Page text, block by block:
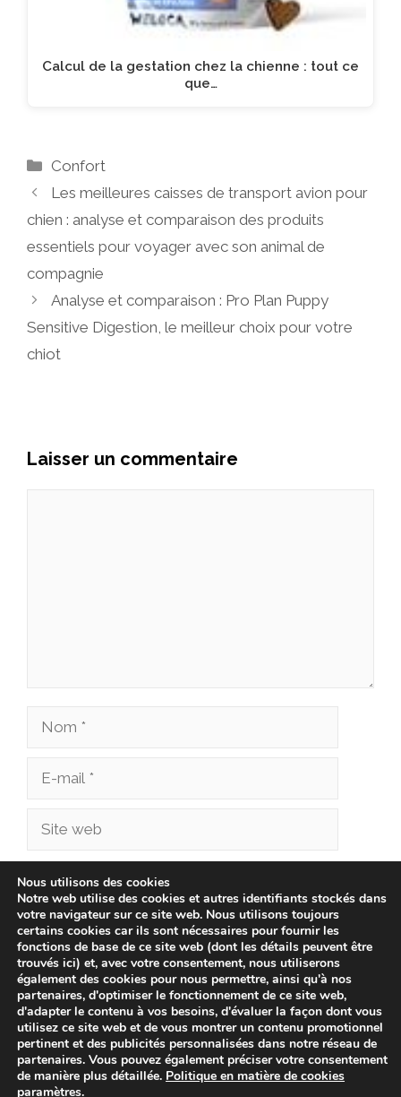
Calcul de la gestation chez la chienne : tout ce
que…
Catégories
Confort
Les meilleures caisses de transport avion pour
chien : analyse et comparaison des produits
essentiels pour voyager avec son animal de
compagnie
Analyse et comparaison : Pro Plan Puppy
Sensitive Digestion, le meilleur choix pour votre
chiot
Laisser un commentaire
Nom
Site
Enregistrer mon nom, mon e-mail et mon site
dans le navigateur pour mon prochain
commentaire.
Nous utilisons des cookies
Notre web utilise des cookies et autres identifiants stockés dans
votre navigateur sur ce site web. Nous utilisons toujours
certains cookies car ils sont nécessaires pour fournir les
fonctions de base de ce site web (dont les détails peuvent être
trouvés ici) et, avec votre consentement, nous utiliserons
également des cookies pour nous permettre, ainsi qu'à nos
partenaires, d'optimiser le fonctionnement de ce site web,
d'adapter le contenu à vos besoins, d'évaluer la façon dont vous
utilisez ce site web et de vous montrer un contenu promotionnel
pertinent et des publicités personnalisées dans notre réseau de
partenaires. Vous pouvez également préciser votre consentement
de manière plus détaillée. Politique en matière de cookies
paramètres.